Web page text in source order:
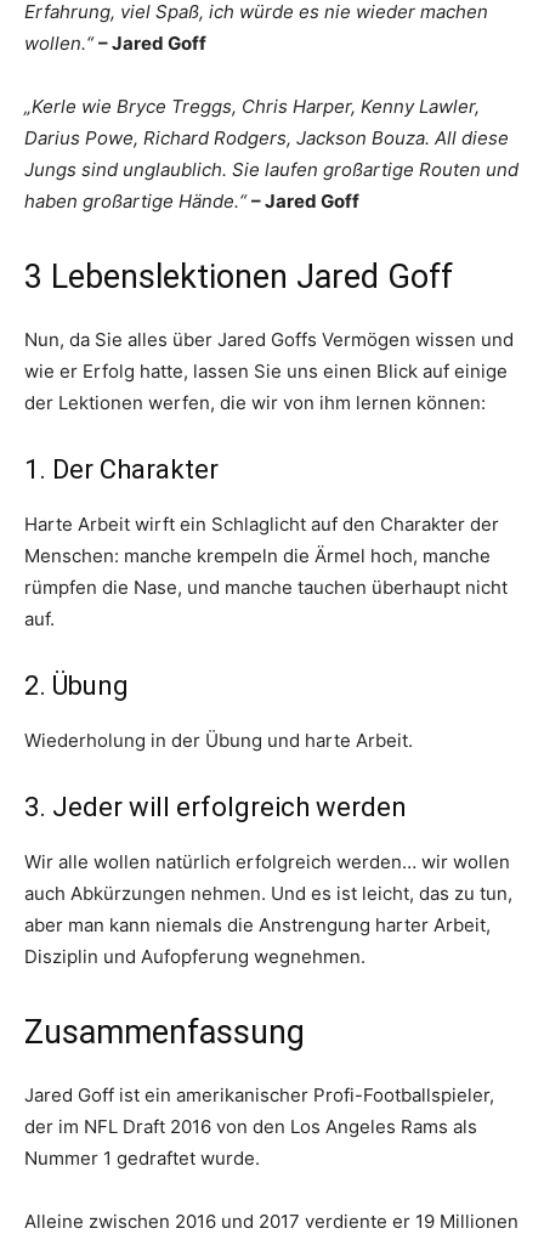
Erfahrung, viel Spaß, ich würde es nie wieder machen
wollen.“– Jared Goff
„Kerle wie Bryce Treggs, Chris Harper, Kenny Lawler,
Darius Powe, Richard Rodgers, Jackson Bouza. All diese
Jungs sind unglaublich. Sie laufen großartige Routen und
haben großartige Hände.“– Jared Goff
3 Lebenslektionen Jared Goff
Nun, da Sie alles über Jared Goffs Vermögen wissen und
wie er Erfolg hatte, lassen Sie uns einen Blick auf einige
der Lektionen werfen, die wir von ihm lernen können:
1. Der Charakter
Harte Arbeit wirft ein Schlaglicht auf den Charakter der
Menschen: manche krempeln die Ärmel hoch, manche
rümpfen die Nase, und manche tauchen überhaupt nicht
auf.
2. Übung
Wiederholung in der Übung und harte Arbeit.
3. Jeder will erfolgreich werden
Wir alle wollen natürlich erfolgreich werden… wir wollen
auch Abkürzungen nehmen. Und es ist leicht, das zu tun,
aber man kann niemals die Anstrengung harter Arbeit,
Disziplin und Aufopferung wegnehmen.
Zusammenfassung
Jared Goff ist ein amerikanischer Profi-Footballspieler,
der im NFL Draft 2016 von den Los Angeles Rams als
Nummer 1 gedraftet wurde.
Alleine zwischen 2016 und 2017 verdiente er 19 Millionen